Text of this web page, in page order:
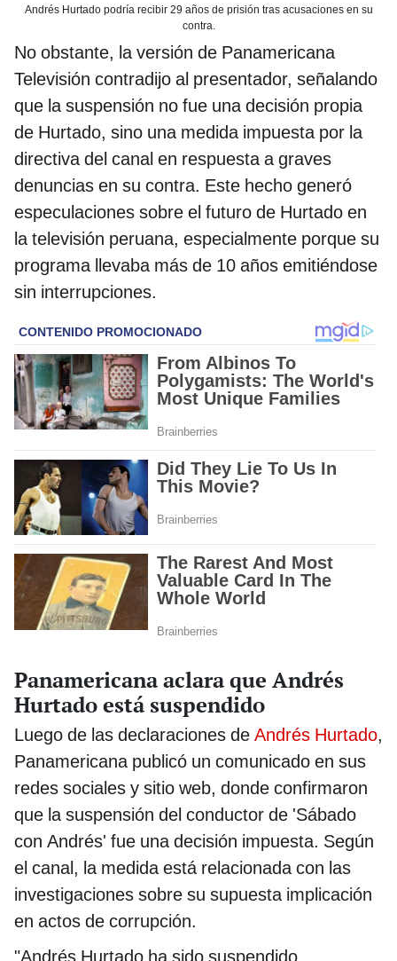
Andrés Hurtado podría recibir 29 años de prisión tras acusaciones en su
contra.
No obstante, la versión de Panamericana
Televisión contradijo al presentador, señalando
que la suspensión no fue una decisión propia
de Hurtado, sino una medida impuesta por la
directiva del canal en respuesta a graves
denuncias en su contra. Este hecho generó
especulaciones sobre el futuro de Hurtado en
la televisión peruana, especialmente porque su
programa llevaba más de 10 años emitiéndose
sin interrupciones.
Panamericana aclara que Andrés
Hurtado está suspendido
Luego de las declaraciones de Andrés Hurtado,
Panamericana publicó un comunicado en sus
redes sociales y sitio web, donde confirmaron
que la suspensión del conductor de 'Sábado
con Andrés' fue una decisión impuesta. Según
el canal, la medida está relacionada con las
investigaciones sobre su supuesta implicación
en actos de corrupción.
"Andrés Hurtado ha sido suspendido